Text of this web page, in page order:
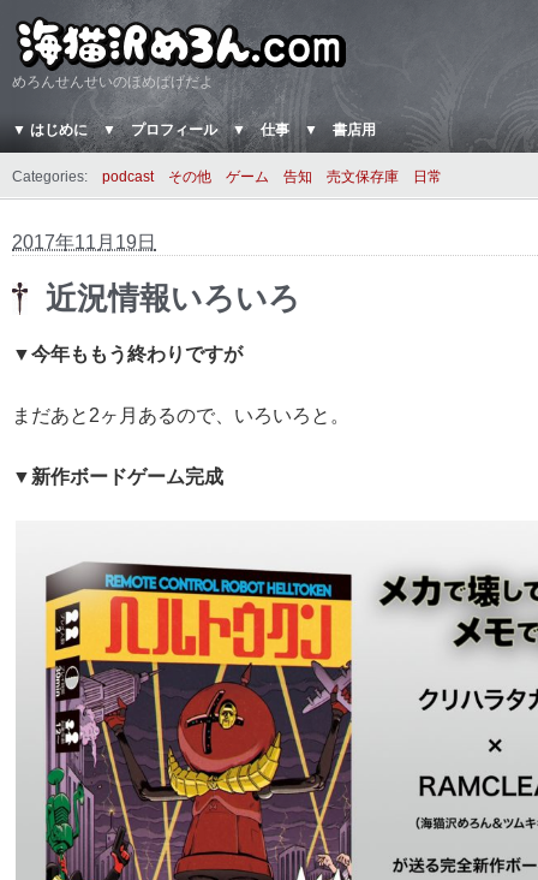
めろんせんせいのほめぱげだよ
▼ はじめに ▼ プロフィール ▼ 仕事 ▼ 書店用
Categories: podcast その他 ゲーム 告知 売文保存庫 日常
2017年11月19日
近況情報いろいろ
▼今年ももう終わりですが
まだあと2ヶ月あるので、いろいろと。
▼新作ボードゲーム完成